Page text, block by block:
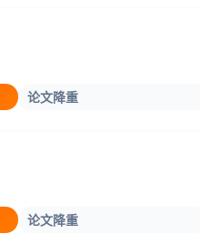
论文降重
论文降重